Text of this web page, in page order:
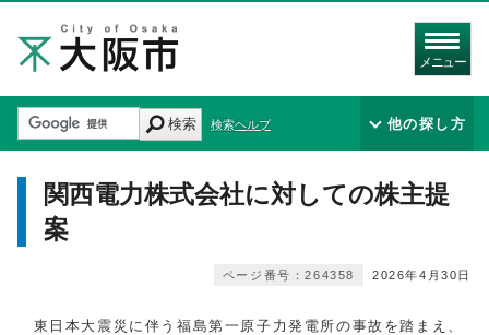
メニュー
検索 検索ヘルプ 他の探し方
関西電力株式会社に対しての株主提
案
2026年4月30日
ページ番号：264358
東日本大震災に伴う福島第一原子力発電所の事故を踏まえ、